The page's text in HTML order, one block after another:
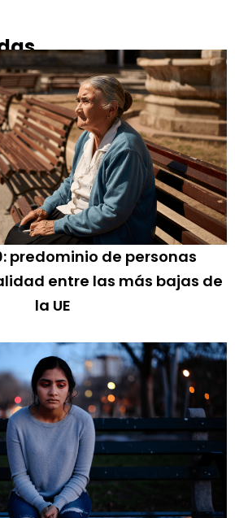
predominio de personas
entre las más bajas de
la UE